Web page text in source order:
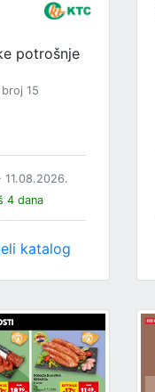
potrošnje
15
4 dana
katalog